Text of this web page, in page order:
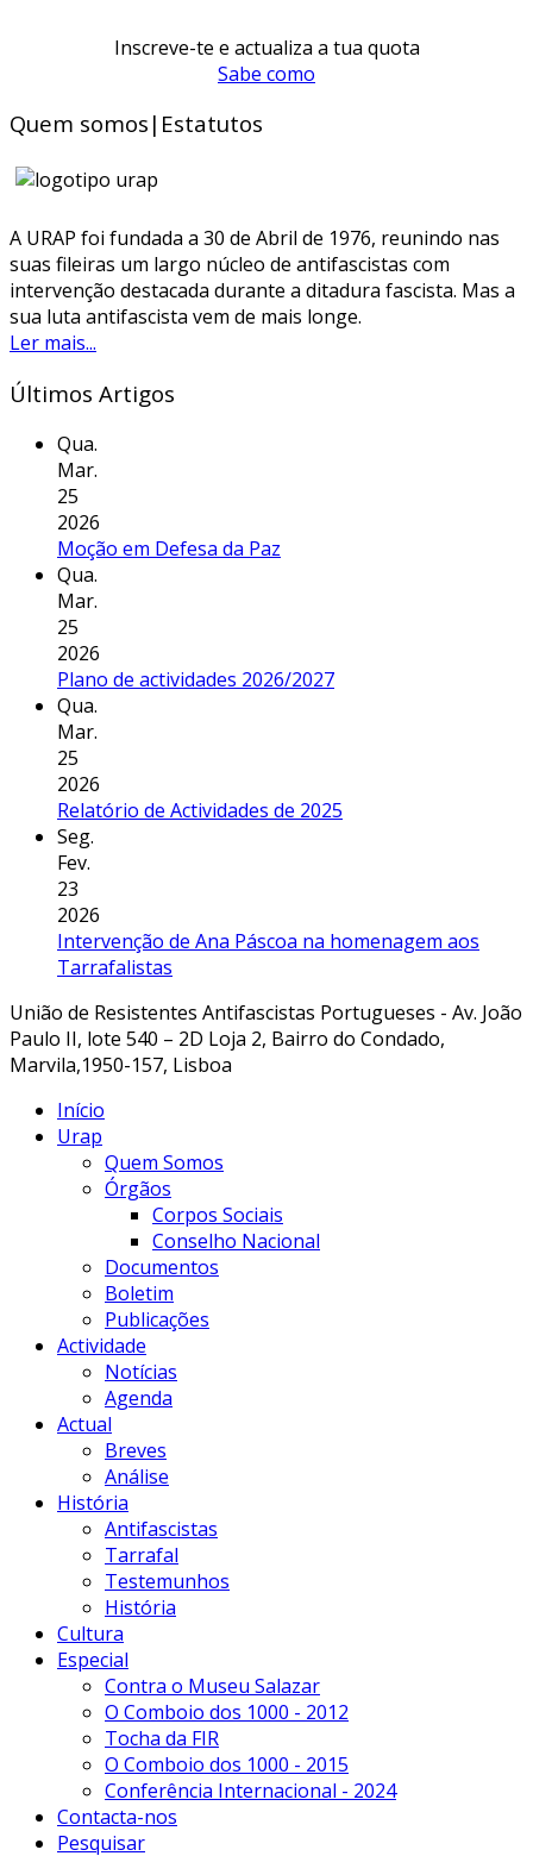
Inscreve-te e actualiza a tua quota
Sabe como
Quem somos|Estatutos
A URAP foi fundada a 30 de Abril de 1976, reunindo nas
suas fileiras um largo núcleo de antifascistas com
intervenção destacada durante a ditadura fascista. Mas a
sua luta antifascista vem de mais longe.
Ler mais...
Últimos Artigos
Qua.
Mar.
25
2026
Moção em Defesa da Paz
Qua.
Mar.
25
2026
Plano de actividades 2026/2027
Qua.
Mar.
25
2026
Relatório de Actividades de 2025
Seg.
Fev.
23
2026
Intervenção de Ana Páscoa na homenagem aos
Tarrafalistas
União de Resistentes Antifascistas Portugueses - Av. João
Paulo II, lote 540 – 2D Loja 2, Bairro do Condado,
Marvila,1950-157, Lisboa
Início
Urap
Quem Somos
Órgãos
Corpos Sociais
Conselho Nacional
Documentos
Boletim
Publicações
Actividade
Notícias
Agenda
Actual
Breves
Análise
História
Antifascistas
Tarrafal
Testemunhos
História
Cultura
Especial
Contra o Museu Salazar
O Comboio dos 1000 - 2012
Tocha da FIR
O Comboio dos 1000 - 2015
Conferência Internacional - 2024
Contacta-nos
Pesquisar